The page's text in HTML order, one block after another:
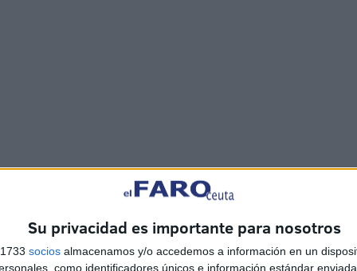
Su privacidad es importante para nosotros
socios almacenamos y/o accedemos a información en un
como identificadores únicos e información estándar